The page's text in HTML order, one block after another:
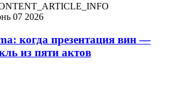
07 2026
когда презентация вин —
из пяти актов